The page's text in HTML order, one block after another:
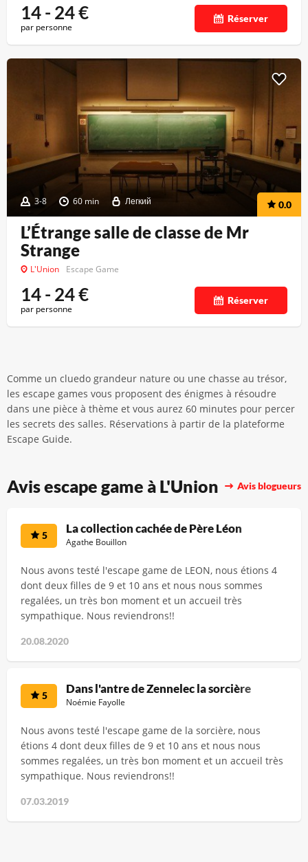
14 - 24€
par personne
Réserver
3-8 60 min Легкий 0.0
L’Étrange salle de classe de Mr
Strange
L'Union Escape Game
14 - 24€
par personne
Réserver
Comme un cluedo grandeur nature ou une chasse au trésor,
les escape games vous proposent des énigmes à résoudre
dans une pièce à thème et vous aurez 60 minutes pour percer
les secrets des salles. Réservations à partir de la plateforme
Escape Guide.
Avis escape game à L'Union Avis blogueurs
5 La collection cachée de Père Léon
Agathe Bouillon
Nous avons testé l'escape game de LEON, nous étions 4
dont deux filles de 9 et 10 ans et nous nous sommes
regalées, un très bon moment et un accueil très
sympathique. Nous reviendrons!!
20.08.2020
5 Dans l'antre de Zennelec la sorcière
Noémie Fayolle
Nous avons testé l'escape game de la sorcière, nous
étions 4 dont deux filles de 9 et 10 ans et nous nous
sommes regalées, un très bon moment et un accueil très
sympathique. Nous reviendrons!!
07.03.2019